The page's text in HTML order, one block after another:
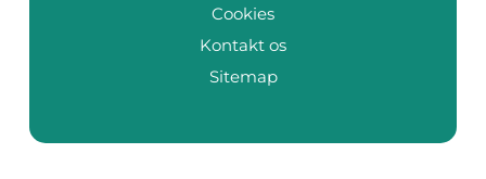
Cookies
Kontakt os
Sitemap